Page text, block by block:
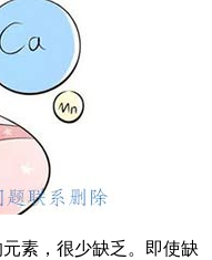
素，很少缺乏。即使缺